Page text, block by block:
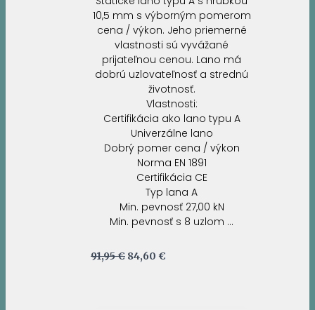
10,5 mm s výborným pomerom
cena / výkon. Jeho priemerné
vlastnosti sú vyvážané
prijateľnou cenou. Lano má
dobrú uzlovateľnosť a strednú
životnosť.
Vlastnosti:
Certifikácia ako lano typu A
Univerzálne lano
Dobrý pomer cena / výkon
Norma EN 1891
Certifikácia CE
Typ lana A
Min. pevnosť 27,00 kN
Min. pevnosť s 8 uzlom …
91,95€ Pôvodná
84,60 €